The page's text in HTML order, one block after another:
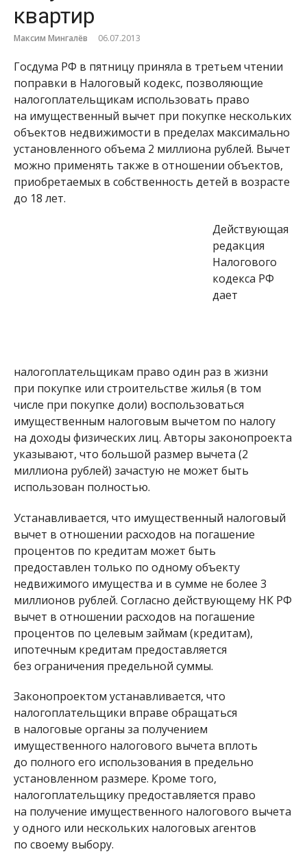
квартир
Максим Мингалёв 06.07.2013
Госдума РФ в пятницу приняла в третьем чтении
поправки в Налоговый кодекс, позволяющие
налогоплательщикам использовать право
на имущественный вычет при покупке нескольких
объектов недвижимости в пределах максимально
установленного объема 2 миллиона рублей. Вычет
можно применять также в отношении объектов,
приобретаемых в собственность детей в возрасте
до 18 лет.
Действующая
редакция
Налогового
кодекса РФ
дает
налогоплательщикам право один раз в жизни
при покупке или строительстве жилья (в том
числе при покупке доли) воспользоваться
имущественным налоговым вычетом по налогу
на доходы физических лиц. Авторы законопроекта
указывают, что большой размер вычета (2
миллиона рублей) зачастую не может быть
использован полностью.
Устанавливается, что имущественный налоговый
вычет в отношении расходов на погашение
процентов по кредитам может быть
предоставлен только по одному объекту
недвижимого имущества и в сумме не более 3
миллионов рублей. Согласно действующему НК РФ
вычет в отношении расходов на погашение
процентов по целевым займам (кредитам),
ипотечным кредитам предоставляется
без ограничения предельной суммы.
Законопроектом устанавливается, что
налогоплательщики вправе обращаться
в налоговые органы за получением
имущественного налогового вычета вплоть
до полного его использования в предельно
установленном размере. Кроме того,
налогоплательщику предоставляется право
на получение имущественного налогового вычета
у одного или нескольких налоговых агентов
по своему выбору.